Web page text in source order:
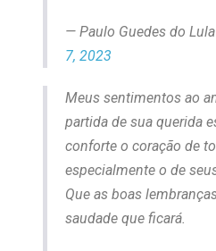
— Paulo Guedes do
7, 2023
Meus sentimentos ao
partida de sua querida
conforte o coração de
especialmente o de
Que as boas
saudade que ficará.